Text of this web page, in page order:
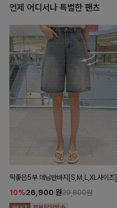
언제 어디서나 특별한 팬츠
딱좋은5부 데님반바지[S,M,L,XL사이즈]
10%26,900 원29,800원